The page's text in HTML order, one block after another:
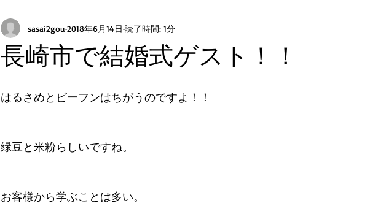
長崎市で結婚式ゲスト！！
sasai2gou 2018年6月14日 読了時間: 1分
はるさめとビーフンはちがうのですよ！！
緑豆と米粉らしいですね。
お客様から学ぶことは多い。